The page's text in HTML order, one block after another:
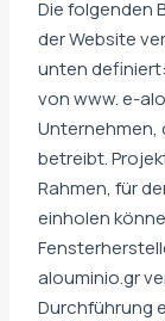
Die folgenden
der Website
unten
von www. e-
Unternehmen,
betreibt.
Rahmen, für
einholen
alouminio.gr
Durchführung